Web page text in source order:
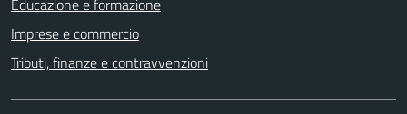
Imprese e commercio
Tributi, finanze e contravvenzioni